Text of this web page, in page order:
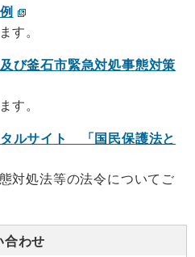
す。
び釜石市緊急対処事態対策
す。
ルサイト 「国民保護法と
対処法等の法令についてご
合わせ